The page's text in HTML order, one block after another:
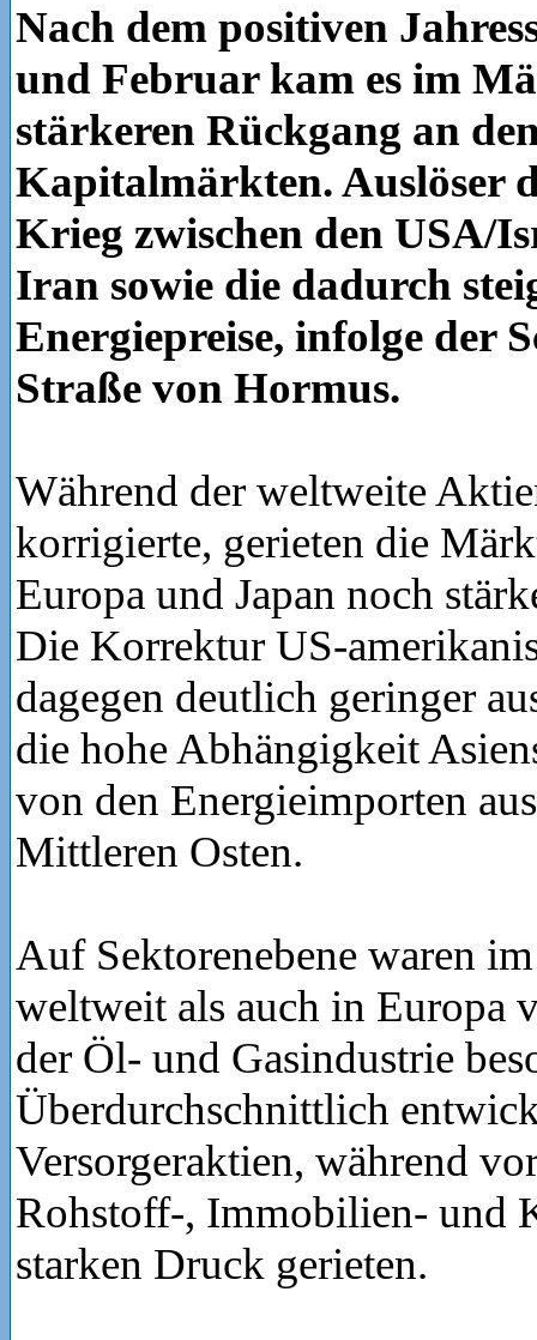
Nach dem positiven
und Februar kam es im
stärkeren Rückgang an
Kapitalmärkten. Auslöser
Krieg zwischen den USA/
Iran sowie die dadurch
Energiepreise, infolge der
Straße von Hormus.
Während der weltweite
korrigierte, gerieten die
Europa und Japan noch
Die Korrektur US-
dagegen deutlich geringer
die hohe Abhängigkeit
von den Energieimporten
Mittleren Osten.
Auf Sektorenebene waren
weltweit als auch in Europa
der Öl- und Gasindustrie
Überdurchschnittlich
Versorgeraktien, während
Rohstoff-, Immobilien- und
starken Druck gerieten.